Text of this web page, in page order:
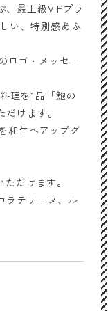
、最上級VIPプラ
い、特別感あふ
ロゴ・メッセー
理を1品「鮑の
けます。
和牛へアップグ
だけます。
ラテリーヌ、ル